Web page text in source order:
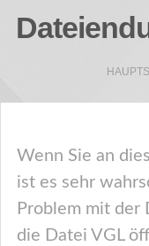
Wenn Sie an
ist es sehr
Problem mit der
die Datei VGL